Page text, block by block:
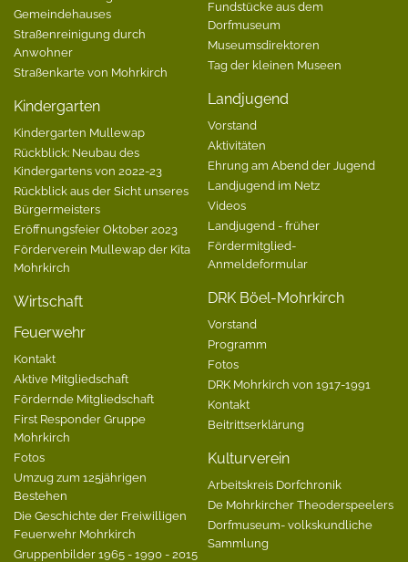
Gemeindehauses
Straßenreinigung durch
Anwohner
Straßenkarte von Mohrkirch
Kindergarten
Kindergarten Mullewap
Rückblick: Neubau des
Kindergartens von 2022-23
Rückblick aus der Sicht unseres
Bürgermeisters
Eröffnungsfeier Oktober 2023
Förderverein Mullewap der Kita
Mohrkirch
Wirtschaft
Feuerwehr
Kontakt
Aktive Mitgliedschaft
Fördernde Mitgliedschaft
First Responder Gruppe
Mohrkirch
Fotos
Umzug zum 125jährigen
Bestehen
Die Geschichte der Freiwilligen
Feuerwehr Mohrkirch
Gruppenbilder 1965 - 1990 - 2015
Fundstücke aus dem
Dorfmuseum
Museumsdirektoren
Tag der kleinen Museen
Landjugend
Vorstand
Aktivitäten
Ehrung am Abend der Jugend
Landjugend im Netz
Videos
Landjugend - früher
Fördermitglied-
Anmeldeformular
DRK Böel-Mohrkirch
Vorstand
Programm
Fotos
DRK Mohrkirch von 1917-1991
Kontakt
Beitrittserklärung
Kulturverein
Arbeitskreis Dorfchronik
De Mohrkircher Theoderspeelers
Dorfmuseum- volkskundliche
Sammlung